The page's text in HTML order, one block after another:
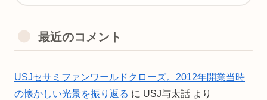
最近のコメント
USJセサミファンワールドクローズ。2012年開業当時
の懐かしい光景を振り返る に USJ与太話 より